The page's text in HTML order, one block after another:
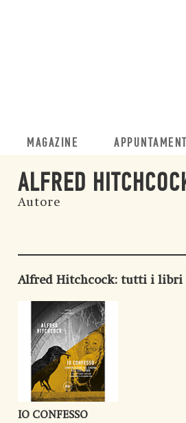
MAGAZINE
ALFRED
Autore
Alfred Hitchcock: tutti i libri
IO CONFESSO